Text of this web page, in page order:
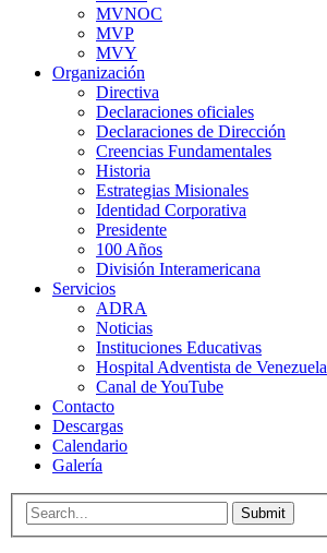
MVNOC
MVP
MVY
Organización
Directiva
Declaraciones oficiales
Declaraciones de Dirección
Creencias Fundamentales
Historia
Estrategias Misionales
Identidad Corporativa
Presidente
100 Años
División Interamericana
Servicios
ADRA
Noticias
Instituciones Educativas
Hospital Adventista de Venezuela
Canal de YouTube
Contacto
Descargas
Calendario
Galería
Submit